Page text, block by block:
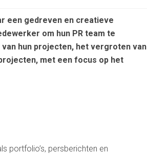
een gedreven en creatieve
om hun PR team te
hun projecten, het vergroten van
met een focus op het
portfolio’s, persberichten en